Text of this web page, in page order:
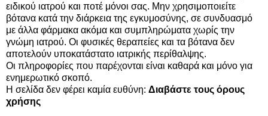
ειδικού ιατρού και ποτέ μόνοι σας. Μην χρησιμοποιείτε
βότανα κατά την διάρκεια της εγκυμοσύνης, σε συνδυασμό
με άλλα φάρμακα ακόμα και συμπληρώματα χωρίς την
γνώμη ιατρού. Οι φυσικές θεραπείες και τα βότανα δεν
αποτελούν υποκατάστατο ιατρικής περίθαλψης.
Οι πληροφορίες που παρέχονται είναι καθαρά και μόνο για
ενημερωτικό σκοπό.
Η σελίδα δεν φέρει καμία ευθύνη: Διαβάστε τους όρους
χρήσης